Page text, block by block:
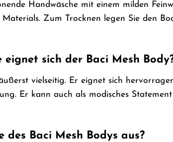
Handwäsche mit einem milden
Materials. Zum Trocknen legen Sie den
eignet sich der Baci Mesh
vielseitig. Er eignet sich
Er kann auch als modisches
Baci Mesh Bodys aus?